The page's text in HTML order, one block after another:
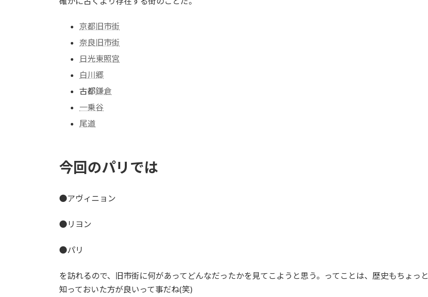
京都旧市街
奈良旧市街
日光東照宮
白川郷
古都鎌倉
一乗谷
尾道
今回のパリでは
●アヴィニョン
●リヨン
●パリ
を訪れるので、旧市街に何があってどんなだったかを見てこようと思う。ってことは、歴史もちょっと
知っておいた方が良いって事だね(笑)